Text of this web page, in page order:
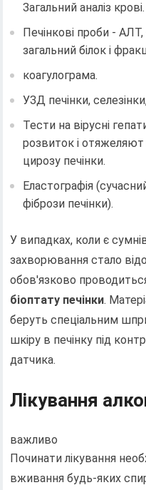
Загальний аналіз крові.
Печінкові проби - АЛТ,
загальний білок і
коагулограма.
УЗД печінки,
Тести на вірусні
розвиток і
цирозу печінки.
Еластографія
фібрози печінки).
У випадках, коли є
захворювання стало
обов'язково
біоптату печінки.
беруть спеціальним
шкіру в печінку під
датчика.
Лікування
важливо
Починати лікування
вживання будь-яких